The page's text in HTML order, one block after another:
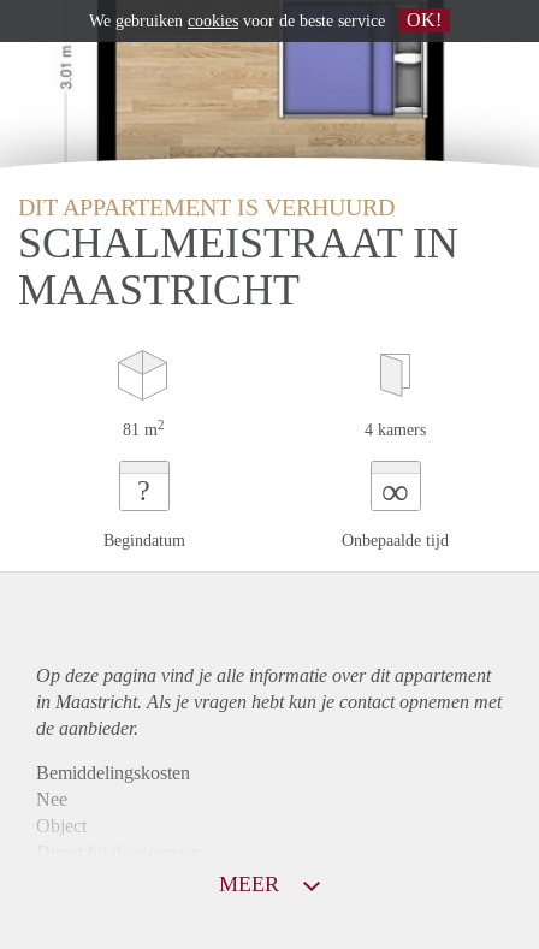
DIT APPARTEMENT IS VERHUURD
SCHALMEISTRAAT IN
MAASTRICHT
81 m2 4 kamers
?
Begindatum
∞
Onbepaalde tijd
Op deze pagina vind je alle informatie over ditappartement
in Maastricht. Als je vragen hebt kun je contact opnemen met
de aanbieder.
Bemiddelingskosten
Nee
Object
MEER
We gebruiken cookies voor de beste service OK!